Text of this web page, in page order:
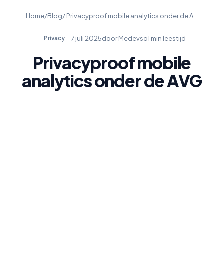
Home/Blog/ Privacyproof mobile analytics onder de A…
Privacy 7 juli 2025door Medevso1 min leestijd
Privacyproof mobile
analytics onder de AVG